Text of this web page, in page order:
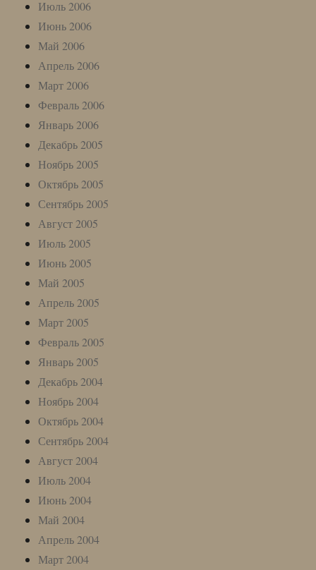
Июль 2006
Июнь 2006
Май 2006
Апрель 2006
Март 2006
Февраль 2006
Январь 2006
Декабрь 2005
Ноябрь 2005
Октябрь 2005
Сентябрь 2005
Август 2005
Июль 2005
Июнь 2005
Май 2005
Апрель 2005
Март 2005
Февраль 2005
Январь 2005
Декабрь 2004
Ноябрь 2004
Октябрь 2004
Сентябрь 2004
Август 2004
Июль 2004
Июнь 2004
Май 2004
Апрель 2004
Март 2004